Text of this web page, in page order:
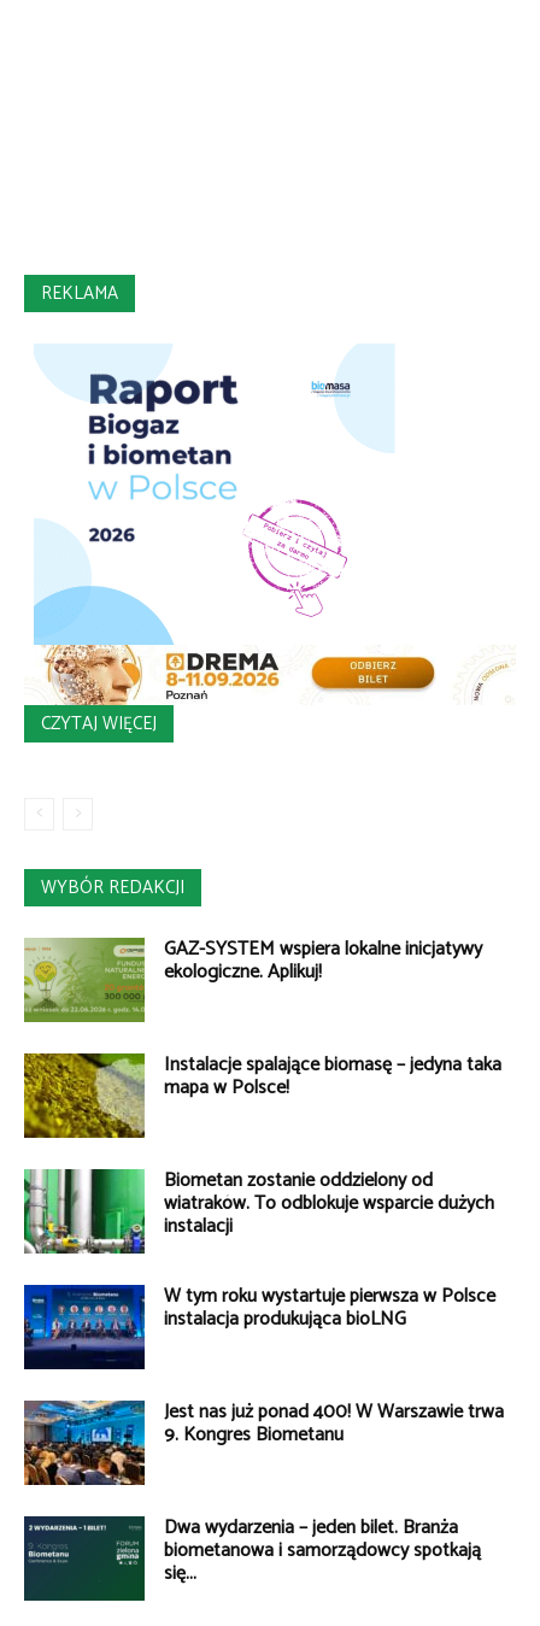
REKLAMA
CZYTAJ WIĘCEJ
WYBÓR REDAKCJI
GAZ-SYSTEM wspiera lokalne inicjatywy
ekologiczne. Aplikuj!
Instalacje spalające biomasę – jedyna taka
mapa w Polsce!
Biometan zostanie oddzielony od
wiatraków. To odblokuje wsparcie dużych
instalacji
W tym roku wystartuje pierwsza w Polsce
instalacja produkująca bioLNG
Jest nas już ponad 400! W Warszawie trwa
9. Kongres Biometanu
Dwa wydarzenia – jeden bilet. Branża
biometanowa i samorządowcy spotkają
się...